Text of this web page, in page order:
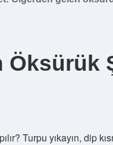
Turpu yıkayın, dip